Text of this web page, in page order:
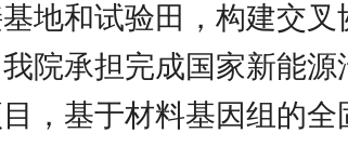
地和试验田，构建交
院承担完成国家新能源
，基于材料基因组的